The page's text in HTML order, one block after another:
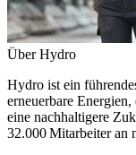
Über Hydro
Hydro ist ein
erneuerbare
eine nachhaltigere
32.000 Mitarbeiter an